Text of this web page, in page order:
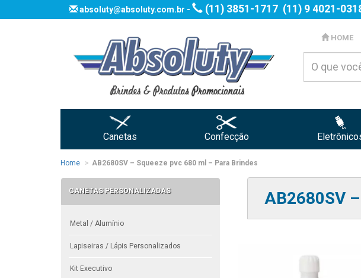
absoluty@absoluty.com.br - (11) 3851-1717 (11) 9 4021-
HOME
Canetas Confecção
Home AB2680SV – Squeeze pvc 680 ml – Para Brindes
CANETAS PERSONALIZADAS
Metal / Alumínio
Lapiseiras / Lápis Personalizados
Kit Executivo
AB2680SV